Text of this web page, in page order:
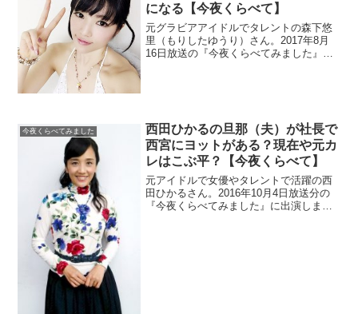
になる【今夜くらべて】
元グラビアアイドルでタレントの森下悠
里（もりしたゆうり）さん。2017年8月
16日放送の『今夜くらべてみました』に
今夜くらべてみました
西田ひかるの旦那（夫）が社長で
西宮にヨットがある？現在や元カ
レはこぶ平？【今夜くらべて】
元アイドルで女優やタレントで活躍の西
田ひかるさん。2016年10月4日放送分の
『今夜くらべてみました』に出演しまし